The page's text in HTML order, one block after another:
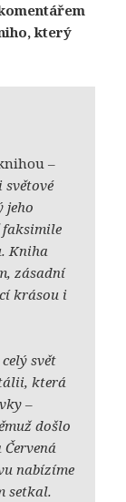
, který
–
jeho
Kniha
zásadní
krásou i
svět
která
–
došlo
nabízíme
setkal.